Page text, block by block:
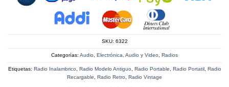
SKU: 6322
Categorías: Audio, Electrónica, Audio y Video, Radios
Etiquetas: Radio Inalambrico, Radio Modelo Antiguo, Radio Portable, Radio Portatil , Radio
Recargable, Radio Retro, Radio Vintage